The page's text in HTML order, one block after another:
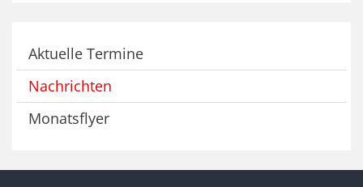
Aktuelle Termine
Nachrichten
Monatsflyer